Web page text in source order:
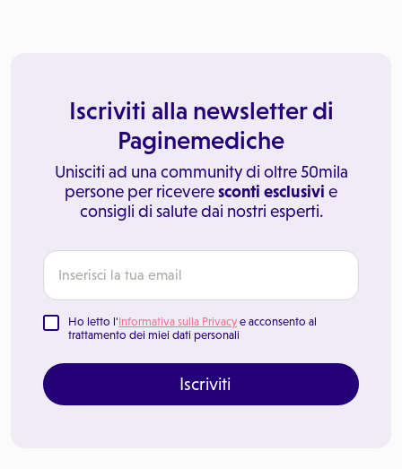
Iscriviti alla newsletter di
Paginemediche
Unisciti ad una community di oltre 50mila
persone per riceveresconti esclusivi e
consigli di salute dai nostri esperti.
Ho letto l'Informativa sulla Privacy e acconsento al
trattamento dei miei dati personali
Iscriviti